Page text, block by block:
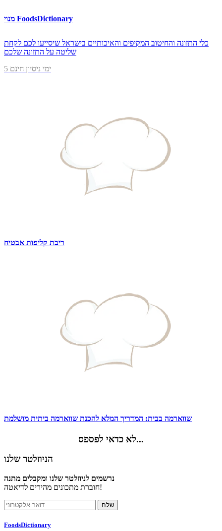
מנוי FoodsDictionary
כלי התזונה והחיטוב המקיפים והאיכותיים בישראל שיסייעו לכם לקחת
שליטה על התזונה שלכם
5 ימי ניסיון חינם
ריבת קליפות אבטיח
שווארמה בבית: המדריך המלא להכנת שווארמה ביתית מושלמת
לא כדאי לפספס...
הניוזלטר שלנו
נרשמים לניוזלטר שלנו ומקבלים מתנה
חוברת מתכונים מהירים לדיאטה!
FoodsDictionary